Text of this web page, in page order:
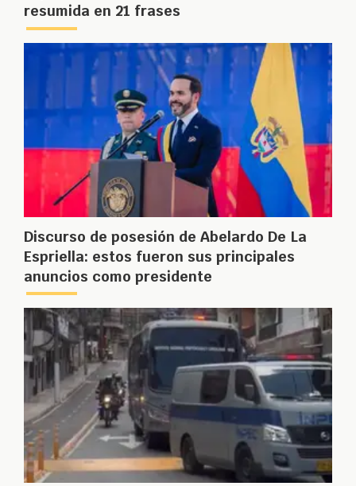
resumida en 21 frases
Discurso de posesión de Abelardo De La
Espriella: estos fueron sus principales
anuncios como presidente